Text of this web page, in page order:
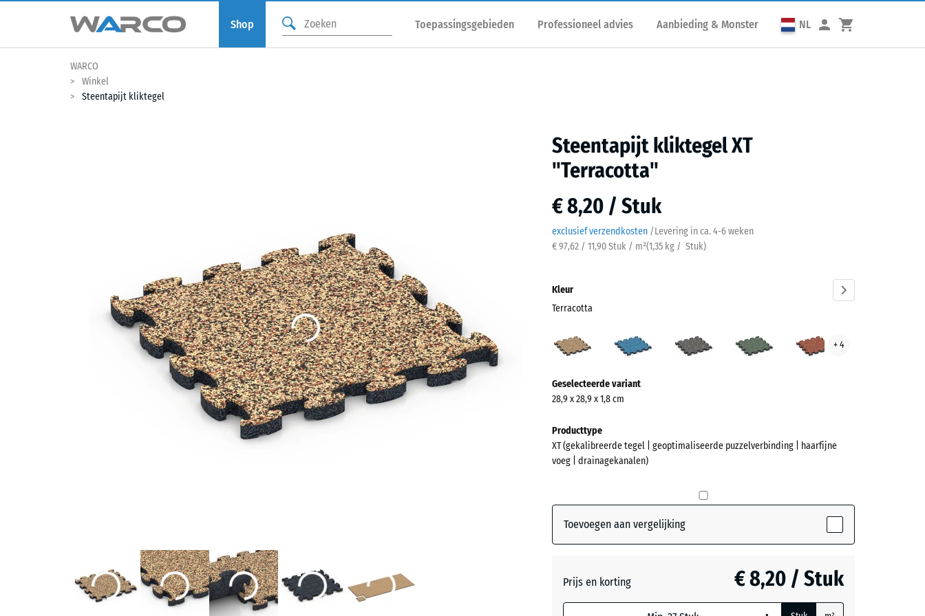
Shop Toepassingsgebieden Professioneel advies Aanbieding & Monster NL
WARCO
Winkel
Steentapijt kliktegel
Steentapijt kliktegel XT
"Terracotta"
€ 8,20 / Stuk
exclusief verzendkosten /Levering in ca. 4-6 weken
€ 97,62 / 11,90 Stuk / m²(1,35 kg / Stuk)
Kleur
Terracotta
(active)
graniet
gazon
+ 4
informatie
over
kleuren?
Kleurenpalet
(active)
Geselecteerde variant
28,9 x 28,9 x 1,8 cm
Producttype
XT (gekalibreerde tegel | geoptimaliseerde puzzelverbinding | haarfijne
voeg | drainagekanalen)
Toevoegen aan vergelijking
Prijs en korting € 8,20 / Stuk